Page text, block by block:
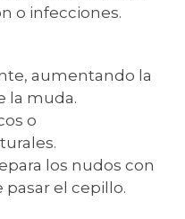
o infecciones.
aumentando la
la muda.
o
los nudos con
pasar el cepillo.